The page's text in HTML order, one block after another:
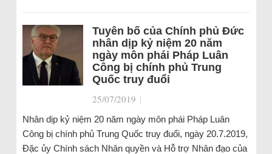
Tuyên bố của Chính phủ Đức
nhân dịp kỷ niệm 20 năm
ngày môn phái Pháp Luân
Công bị chính phủ Trung
Quốc truy đuổi
25/07/2019 |
Nhân dịp kỷ niệm 20 năm ngày môn phái Pháp Luân
Công bị chính phủ Trung Quốc truy đuổi, ngày 20.7.2019,
Đặc ủy Chính sách Nhân quyền và Hỗ trợ Nhân đạo của